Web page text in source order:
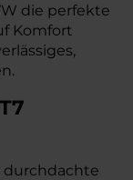
die perfekte
Komfort
T7
durchdachte